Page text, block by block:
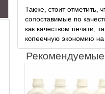
Также, стоит отметить,
сопоставимые по
как качеством печати,
копеечную экономию